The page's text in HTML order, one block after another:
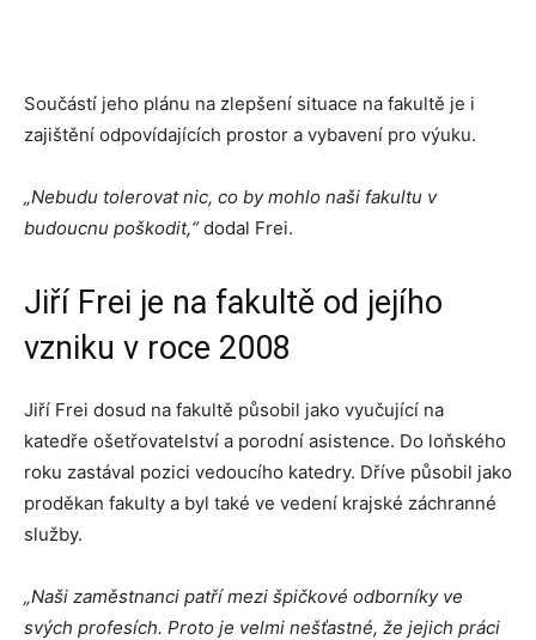
Součástí jeho plánu na zlepšení situace na fakultě je i
zajištění odpovídajících prostor a vybavení pro výuku.
„Nebudu tolerovat nic, co by mohlo naši fakultu v
budoucnu poškodit,“dodal Frei.
Jiří Frei je na fakultě od jejího
vzniku v roce 2008
Jiří Frei dosud na fakultě působil jako vyučující na
katedře ošetřovatelství a porodní asistence. Do loňského
roku zastával pozici vedoucího katedry. Dříve působil jako
proděkan fakulty a byl také ve vedení krajské záchranné
služby.
„Naši zaměstnanci patří mezi špičkové odborníky ve
svých profesích. Proto je velmi nešťastné, že jejich práci